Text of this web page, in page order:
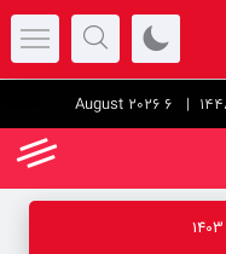
| 6 August 2026